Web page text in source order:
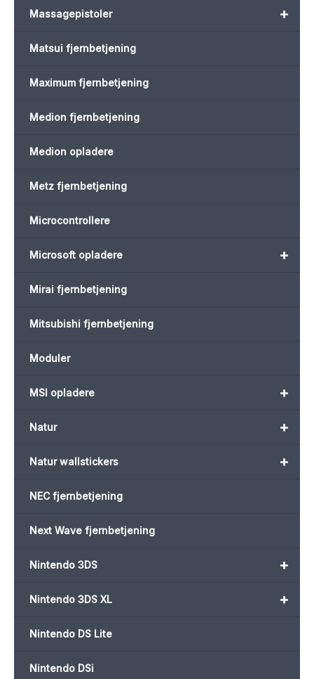
+
Massagepistoler
Matsui fjernbetjening
Maximum fjernbetjening
Medion fjernbetjening
Medion opladere
Metz fjernbetjening
Microcontrollere
+
Microsoft opladere
Mirai fjernbetjening
Mitsubishi fjernbetjening
Moduler
+
MSI opladere
+
Natur
+
Natur wallstickers
NEC fjernbetjening
Next Wave fjernbetjening
+
Nintendo 3DS
+
Nintendo 3DS XL
Nintendo DS Lite
Nintendo DSi